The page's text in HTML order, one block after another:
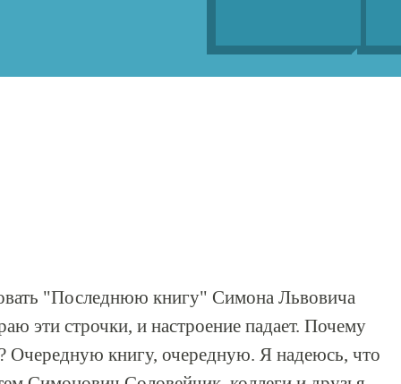
"Последнюю книгу" Симона Львовича
эти строчки, и настроение падает. Почему
книгу, очередную. Я надеюсь, что